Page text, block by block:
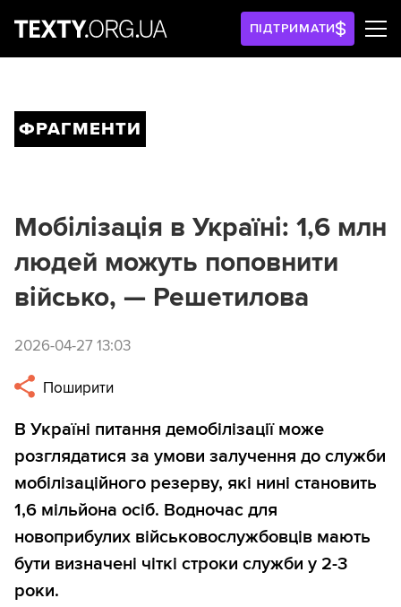
ПІДТРИМАТИ
ФРАГМЕНТИ
Мобілізація в Україні: 1,6 млн
людей можуть поповнити
військо, — Решетилова
2026-04-27 13:03
Поширити
В Україні питання демобілізації може
розглядатися за умови залучення до служби
мобілізаційного резерву, які нині становить
1,6 мільйона осіб. Водночас для
новоприбулих військовослужбовців мають
бути визначені чіткі строки служби у 2-3
роки.